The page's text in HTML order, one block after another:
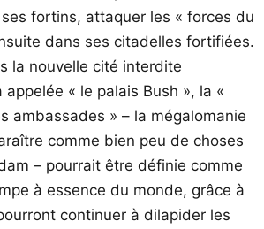
fortins, attaquer les « forces du
dans ses citadelles fortifiées.
la nouvelle cité interdite
« le palais Bush », la «
ambassades » – la mégalomanie
comme bien peu de choses
– pourrait être définie comme
à essence du monde, grâce à
continuer à dilapider les